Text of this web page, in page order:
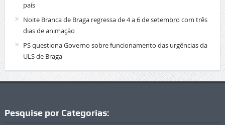
país
Noite Branca de Braga regressa de 4 a 6 de setembro com três
dias de animação
PS questiona Governo sobre funcionamento das urgências da
ULS de Braga
Pesquise por Categorias: